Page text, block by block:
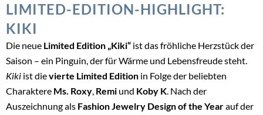
LIMITED-EDITION-HIGHLIGHT:
KIKI
Die neue Limited Edition „Kiki“ ist das fröhliche Herzstück der
Saison – ein Pinguin, der für Wärme und Lebensfreude steht.
Kiki ist dievierte Limited Edition in Folge der beliebten
Charaktere Ms. Roxy, Remi und Koby K. Nach der
Auszeichnung als Fashion Jewelry Design of the Yearauf der